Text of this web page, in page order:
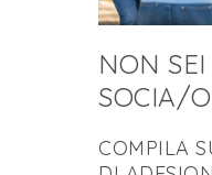
NON
SOCIA/
COMPILA